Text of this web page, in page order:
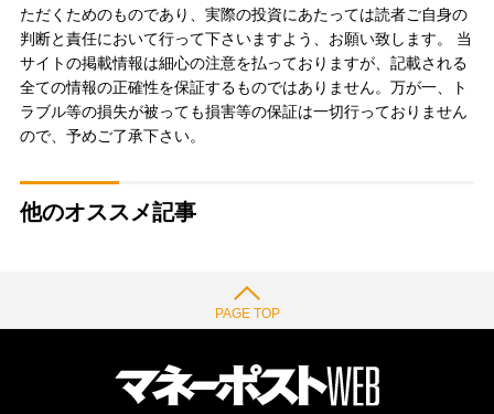
ただくためのものであり、実際の投資にあたっては読者ご自身の
判断と責任において行って下さいますよう、お願い致します。 当
サイトの掲載情報は細心の注意を払っておりますが、記載される
全ての情報の正確性を保証するものではありません。万が一、ト
ラブル等の損失が被っても損害等の保証は一切行っておりません
ので、予めご了承下さい。
他のオススメ記事
PAGE TOP